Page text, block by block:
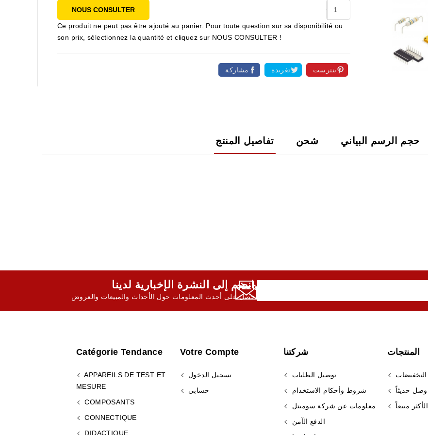
NOUS CONSULTER
Ce produit ne peut pas être ajouté au panier. Pour toute question sur sa disponibilité ou
son prix, sélectionnez la quantité et cliquez sur NOUS CONSULTER !
مشاركة تغريدة بنترست
تفاصيل المنتج شحن حجم الرسم البياني
انضم إلى النشرة الإخبارية لدينا,
احصل على أحدث المعلومات حول الأحداث والمبيعات والعروض
المنتجات
التخفيضات
وصل حديثاً
الأكثر مبيعاً
شركتنا
توصيل الطلبات
شروط وأحكام الاستخدام
معلومات عن شركة سوميتل
الدفع الآمن
Votre Compte
تسجيل الدخول
حسابي
Catégorie Tendance
APPAREILS DE TEST ET
MESURE
COMPOSANTS
CONNECTIQUE
DIDACTIQUE